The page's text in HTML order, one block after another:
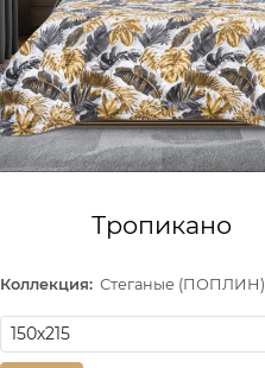
Тропикано
Коллекция: Стеганые (ПОПЛИН)